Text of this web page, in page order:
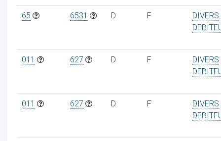
65 6531 D F
DIVERS
011 627 D F
DIVERS
011 627 D F
DIVERS